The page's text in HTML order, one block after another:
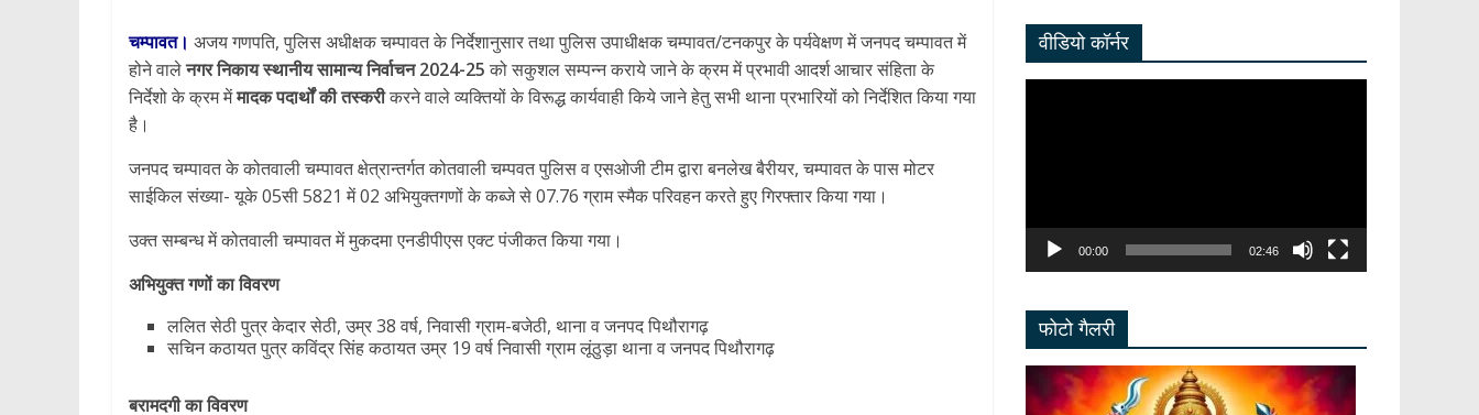
चम्पावत। अजय गणपति, पुलिस अधीक्षक चम्पावत के निर्देशानुसार तथा पुलिस उपाधीक्षक चम्पावत/टनकपुर के पर्यवेक्षण में जनपद चम्पावत में
होने वालेनगर निकाय स्थानीय सामान्य निर्वाचन 2024-25को सकुशल सम्पन्न कराये जाने के क्रम में प्रभावी आदर्श आचार संहिता के
निर्देशो के क्रम मेंमादक पदार्थों की तस्करीकरने वाले व्यक्तियों के विरूद्ध कार्यवाही किये जाने हेतु सभी थाना प्रभारियों को निर्देशित किया गया
है।
जनपद चम्पावत के कोतवाली चम्पावत क्षेत्रान्तर्गत कोतवाली चम्पवत पुलिस व एसओजी टीम द्वारा बनलेख बैरीयर, चम्पावत के पास मोटर
साईकिल संख्या- यूके 05सी 5821 में 02 अभियुक्तगणों के कब्जे से 07.76 ग्राम स्मैक परिवहन करते हुए गिरफ्तार किया गया।
उक्त सम्बन्ध में कोतवाली चम्पावत में मुकदमा एनडीपीएस एक्ट पंजीकत किया गया।
अभियुक्त गणों का विवरण
ललित सेठी पुत्र केदार सेठी, उम्र 38 वर्ष, निवासी ग्राम-बजेठी, थाना व जनपद पिथौरागढ़
सचिन कठायत पुत्र कविंद्र सिंह कठायत उम्र 19 वर्ष निवासी ग्राम लूंठुड़ा थाना व जनपद पिथौरागढ़
बरामदगी का विवरण
वीडियो कॉर्नर
00:00 02:46
फोटो गैलरी